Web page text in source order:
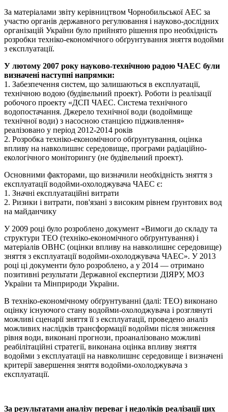
За матеріалами звіту керівництвом Чорнобильської АЕС за
участю органів державного регулювання і науково-дослідних
організацій України було прийнято рішення про необхідність
розробки техніко-економічного обґрунтування зняття водойми
з експлуатації.
У лютому 2007 року науково-технічною радою ЧАЕС були
визначені наступні напрямки:
1. Забезпечення систем, що залишаються в експлуатації,
технічною водою (будівельний проект). Роботи із реалізації
робочого проекту «ДСП ЧАЕС. Система технічного
водопостачання. Джерело технічної води (водоймище
технічної води) з насосною станцією підживлення»
реалізовано у період 2012-2014 років
2. Розробка техніко-економічного обґрунтування, оцінка
впливу на навколишнє середовище, програми радіаційно-
екологічного моніторингу (не будівельний проект).
Основними факторами, що визначили необхідність зняття з
експлуатації водойми-охолоджувача ЧАЕС є:
1. Значні експлуатаційні витрати
2. Ризики і витрати, пов'язані з високим рівнем ґрунтових вод
на майданчику
У 2009 році було розроблено документ «Вимоги до складу та
структури ТЕО (техніко-економічного обґрунтування) і
матеріалів ОВНС (оцінки впливу на навколишнє середовище)
зняття з експлуатації водойми-охолоджувача ЧАЕС». У 2013
році ці документи було розроблено, а у 2014 — отримано
позитивні результати Державної експертизи ДІЯРУ, МОЗ
України та Мінприроди України.
В техніко-економічному обґрунтуванні (далі: ТЕО) виконано
оцінку існуючого стану водойми-охолоджувача і розглянуті
можливі сценарії зняття її з експлуатації, проведено аналіз
можливих наслідків трансформації водойми після зниження
рівня води, виконані прогнози, проаналізовано можливі
реабілітаційні стратегії, виконана оцінка впливу зняття
водойми з експлуатації на навколишнє середовище і визначені
критерії завершення зняття водойми-охолоджувача з
експлуатації.
За результатами аналізу переваг і недоліків реалізації цих